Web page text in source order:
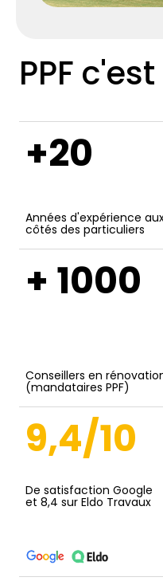
PPF
+20
Années d'expérience
côtés des particuliers
+ 1000
Conseillers en
(mandataires PPF)
9,4/10
De satisfaction Google
et 8,4 sur Eldo Travaux